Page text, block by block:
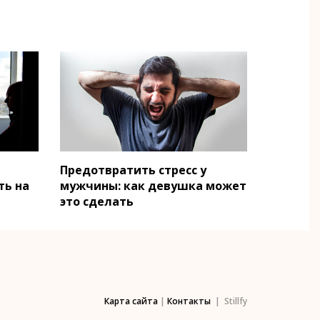
на
Предотвратить стресс у
мужчины: как девушка может
это сделать
Карта сайта | Контакты | Stillfy